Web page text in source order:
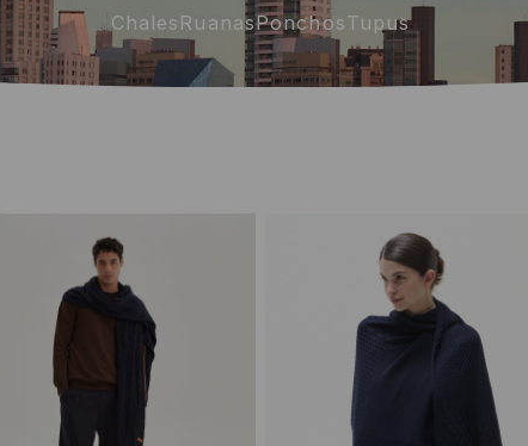
Chales RuanasPonchosTupus